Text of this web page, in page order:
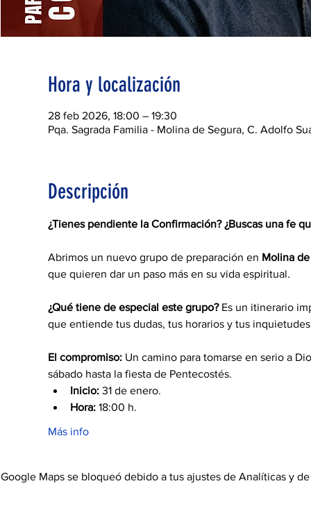
Hora y localización
28 feb 2026, 18:00 – 19:30
Pqa. Sagrada Familia - Molina de Segura, C. Adolfo
Descripción
¿Tienes pendiente la Confirmación? ¿Buscas una fe
Abrimos un nuevo grupo de preparación en Molina
que quieren dar un paso más en su vida espiritual.
¿Qué tiene de especial este grupo? Es un itinerario
que entiende tus dudas, tus horarios y tus
El compromiso: Un camino para tomarse en serio a
sábado hasta la fiesta de Pentecostés.
Inicio: 31 de enero.
Hora: 18:00 h.
Más info
Google Maps se bloqueó debido a tus ajustes de Analíticas y